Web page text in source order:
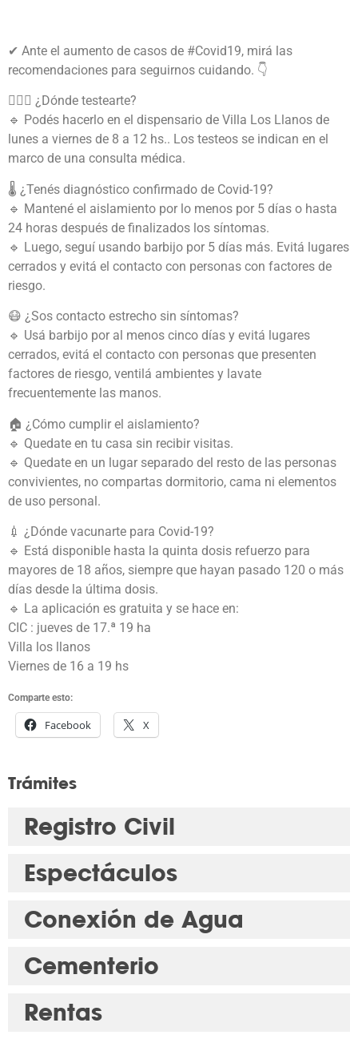
✔ Ante el aumento de casos de #Covid19, mirá las
recomendaciones para seguirnos cuidando. 👇
👩🏽‍⚕️ ¿Dónde testearte?
🔹 Podés hacerlo en el dispensario de Villa Los Llanos de
lunes a viernes de 8 a 12 hs.. Los testeos se indican en el
marco de una consulta médica.
🌡️ ¿Tenés diagnóstico confirmado de Covid-19?
🔹 Mantené el aislamiento por lo menos por 5 días o hasta
24 horas después de finalizados los síntomas.
🔹 Luego, seguí usando barbijo por 5 días más. Evitá lugares
cerrados y evitá el contacto con personas con factores de
riesgo.
😷 ¿Sos contacto estrecho sin síntomas?
🔹 Usá barbijo por al menos cinco días y evitá lugares
cerrados, evitá el contacto con personas que presenten
factores de riesgo, ventilá ambientes y lavate
frecuentemente las manos.
🏠 ¿Cómo cumplir el aislamiento?
🔹 Quedate en tu casa sin recibir visitas.
🔹 Quedate en un lugar separado del resto de las personas
convivientes, no compartas dormitorio, cama ni elementos
de uso personal.
💉 ¿Dónde vacunarte para Covid-19?
🔹 Está disponible hasta la quinta dosis refuerzo para
mayores de 18 años, siempre que hayan pasado 120 o más
días desde la última dosis.
🔹 La aplicación es gratuita y se hace en:
CIC : jueves de 17.ª 19 ha
Villa los llanos
Viernes de 16 a 19 hs
Comparte esto:
Facebook X
Trámites
Registro Civil
Espectáculos
Conexión de Agua
Cementerio
Rentas